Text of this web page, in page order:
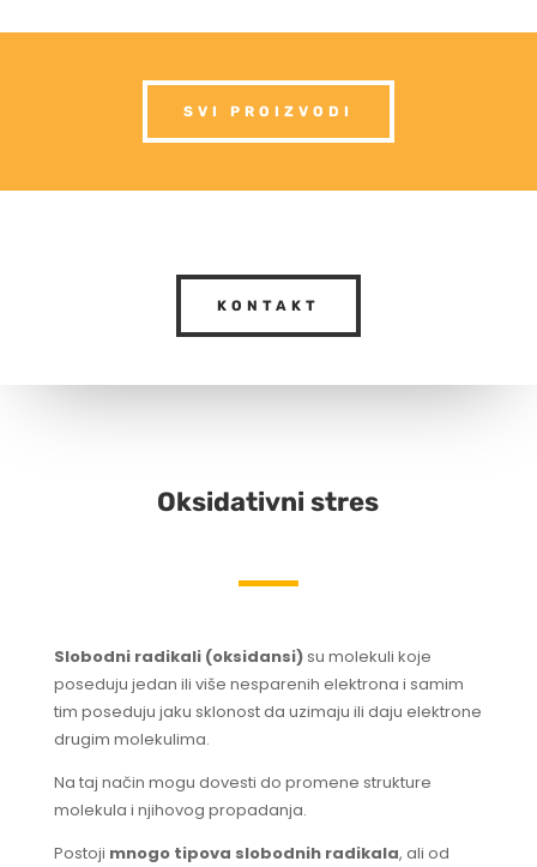
SVI PROIZVODI
KONTAKT
Oksidativni stres
Slobodni radikali (oksidansi)su molekuli koje
poseduju jedan ili više nesparenih elektrona i samim
tim poseduju jaku sklonost da uzimaju ili daju elektrone
drugim molekulima.
Na taj način mogu dovesti do promene strukture
molekula i njihovog propadanja.
Postoji mnogo tipova slobodnih radikala, ali od